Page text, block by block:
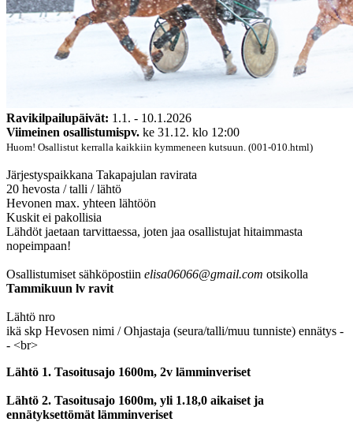
Ravikilpailupäivät: 1.1. - 10.1.2026
Viimeinen osallistumispv. ke 31.12. klo 12:00
Huom! Osallistut kerralla kaikkiin kymmeneen kutsuun. (001-010.html)
Järjestyspaikkana Takapajulan ravirata
20 hevosta / talli / lähtö
Hevonen max. yhteen lähtöön
Kuskit ei pakollisia
Lähdöt jaetaan tarvittaessa, joten jaa osallistujat hitaimmasta
nopeimpaan!
Osallistumiset sähköpostiin elisa06066@gmail.com otsikolla
Tammikuun lv ravit
Lähtö nro
ikä skp Hevosen nimi / Ohjastaja (seura/talli/muu tunniste) ennätys -
- <br>
Lähtö 1. Tasoitusajo 1600m, 2v lämminveriset
Lähtö 2. Tasoitusajo 1600m, yli 1.18,0 aikaiset ja
ennätyksettömät lämminveriset